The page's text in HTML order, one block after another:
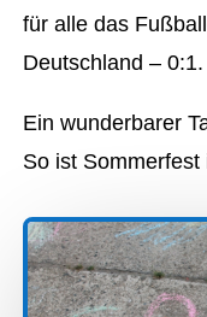
für alle das
Deutschland – 0:1.
Ein wunderbarer
So ist